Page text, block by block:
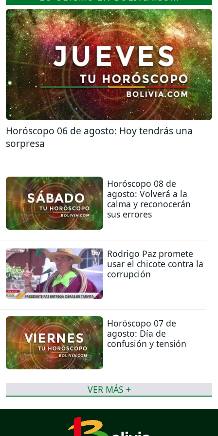
Horóscopo 06 de agosto: Hoy tendrás una
sorpresa
Horóscopo 08 de
agosto: Volverá a la
calma y reconocerán
sus errores
Rodrigo Paz promete
usar el chicote contra la
corrupción
Horóscopo 07 de
agosto: Día de
confusión y tensión
VER MÁS +